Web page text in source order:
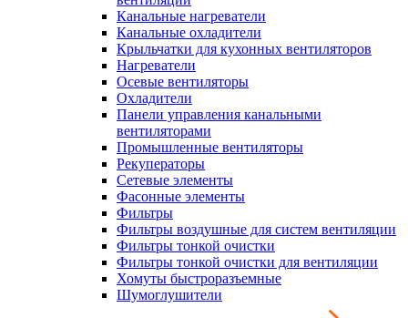
Канальные нагреватели
Канальные охладители
Крыльчатки для кухонных вентиляторов
Нагреватели
Осевые вентиляторы
Охладители
Панели управления канальными
вентиляторами
Промышленные вентиляторы
Рекуператоры
Сетевые элементы
Фасонные элементы
Фильтры
Фильтры воздушные для систем вентиляции
Фильтры тонкой очистки
Фильтры тонкой очистки для вентиляции
Хомуты быстроразъемные
Шумоглушители